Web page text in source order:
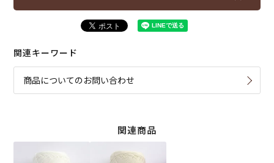
関連キーワード
商品についてのお問い合わせ
関連商品